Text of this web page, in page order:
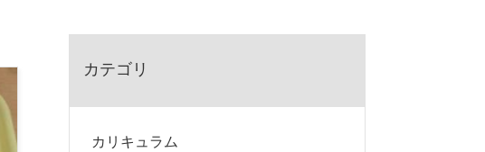
カテゴリ
カリキュラム